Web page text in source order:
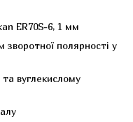
ER70S-6, 1 мм
полярності у
вуглекислому